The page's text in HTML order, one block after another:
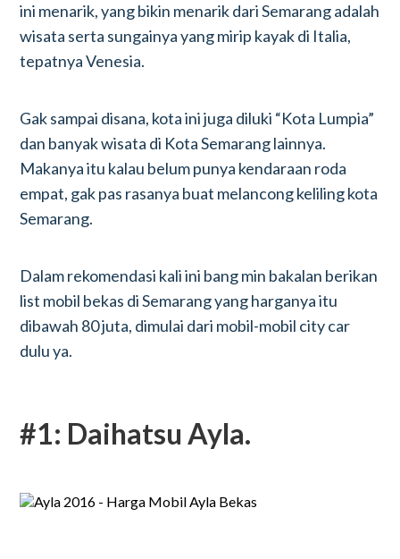
ini menarik, yang bikin menarik dari Semarang adalah
wisata serta sungainya yang mirip kayak di Italia,
tepatnya Venesia.
Gak sampai disana, kota ini juga diluki “Kota Lumpia”
dan banyak wisata di Kota Semarang lainnya.
Makanya itu kalau belum punya kendaraan roda
empat, gak pas rasanya buat melancong keliling kota
Semarang.
Dalam rekomendasi kali ini bang min bakalan berikan
list mobil bekas di Semarang yang harganya itu
dibawah 80 juta, dimulai dari mobil-mobil city car
dulu ya.
#1: Daihatsu Ayla.